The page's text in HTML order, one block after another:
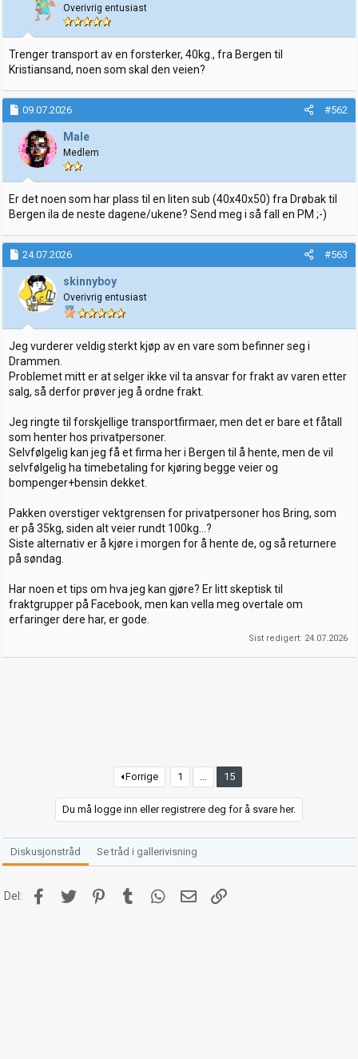
Overivrig entusiast
Trenger transport av en forsterker, 40kg., fra Bergen til
Kristiansand, noen som skal den veien?
09.07.2026 #562
Male
Medlem
Er det noen som har plass til en liten sub (40x40x50) fra Drøbak til
Bergen ila de neste dagene/ukene? Send meg i så fall en PM ;-)
24.07.2026 #563
skinnyboy
Overivrig entusiast
Jeg vurderer veldig sterkt kjøp av en vare som befinner seg i
Drammen.
Problemet mitt er at selger ikke vil ta ansvar for frakt av varen etter
salg, så derfor prøver jeg å ordne frakt.
Jeg ringte til forskjellige transportfirmaer, men det er bare et fåtall
som henter hos privatpersoner.
Selvfølgelig kan jeg få et firma her i Bergen til å hente, men de vil
selvfølgelig ha timebetaling for kjøring begge veier og
bompenger+bensin dekket.
Pakken overstiger vektgrensen for privatpersoner hos Bring, som
er på 35kg, siden alt veier rundt 100kg…?
Siste alternativ er å kjøre i morgen for å hente de, og så returnere
på søndag.
Har noen et tips om hva jeg kan gjøre? Er litt skeptisk til
fraktgrupper på Facebook, men kan vella meg overtale om
erfaringer dere har, er gode.
Sist redigert: 24.07.2026
Forrige 1 15
Du må logge inn eller registrere deg for å svare her.
Diskusjonstråd Se tråd i gallerivisning
Del: Facebook
Twitter PinterestTumblr WhatsApp
E-postLink